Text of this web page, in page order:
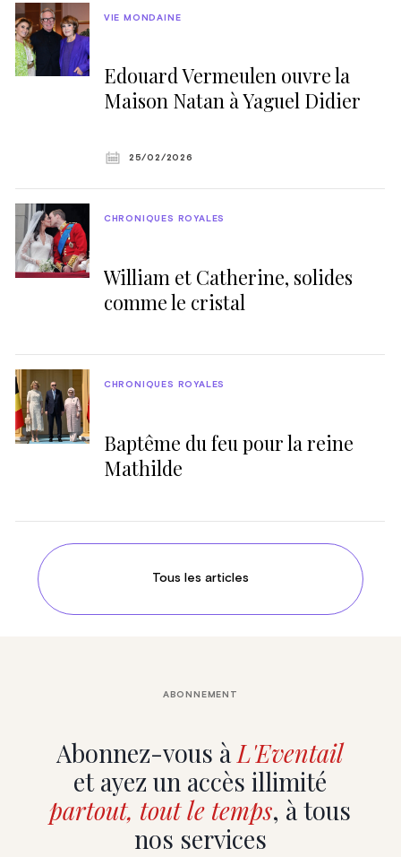
Edouard Vermeulen ouvre la
Maison Natan à Yaguel Didier
VIE MONDAINE
25/02/2026
William et Catherine, solides
comme le cristal
CHRONIQUES ROYALES
Baptême du feu pour la reine
Mathilde
CHRONIQUES ROYALES
Tous les articles
Abonnez-vous àL'Eventail
et ayez un accès illimité
partout, tout le temps, à tous
nos services
ABONNEMENT